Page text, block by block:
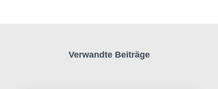
Verwandte Beiträge